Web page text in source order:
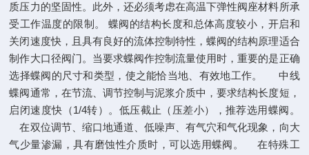
质压力的坚固性。此外，还必须考虑在高温下弹性阀座材料所承
受工作温度的限制。 蝶阀的结构长度和总体高度较小，开启和
关闭速度快，且具有良好的流体控制特性，蝶阀的结构原理适合
制作大口径阀门。当要求蝶阀作控制流量使用时，重要的是正确
选择蝶阀的尺寸和类型，使之能恰当地、有效地工作。 中线
蝶阀通常，在节流、调节控制与泥浆介质中，要求结构长度短，
启闭速度快（1/4转）。低压截止（压差小），推荐选用蝶阀。
在双位调节、缩口地通道、低噪声、有气穴和气化现象，向大
气少量渗漏，具有磨蚀性介质时，可以选用蝶阀。 在特殊工